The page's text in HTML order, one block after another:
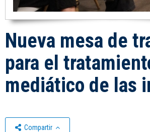
Nueva mesa de
para el
mediático de las
Compartir